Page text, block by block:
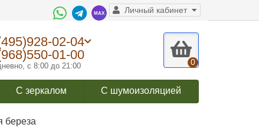
Личный кабинет
02-04
01-00
с 8:00 до 21:00 0
С зеркалом С шумоизоляцией
береза